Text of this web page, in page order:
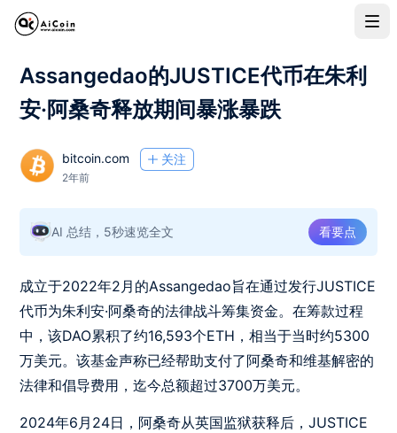
Assangedao的JUSTICE代币在朱利
安·阿桑奇释放期间暴涨暴跌
bitcoin.com 关注
2年前
AI 总结，5秒速览全文 看要点
成立于2022年2月的Assangedao旨在通过发行JUSTICE
代币为朱利安·阿桑奇的法律战斗筹集资金。在筹款过程
中，该DAO累积了约16,593个ETH，相当于当时约5300
万美元。该基金声称已经帮助支付了阿桑奇和维基解密的
法律和倡导费用，迄今总额超过3700万美元。
2024年6月24日，阿桑奇从英国监狱获释后，JUSTICE